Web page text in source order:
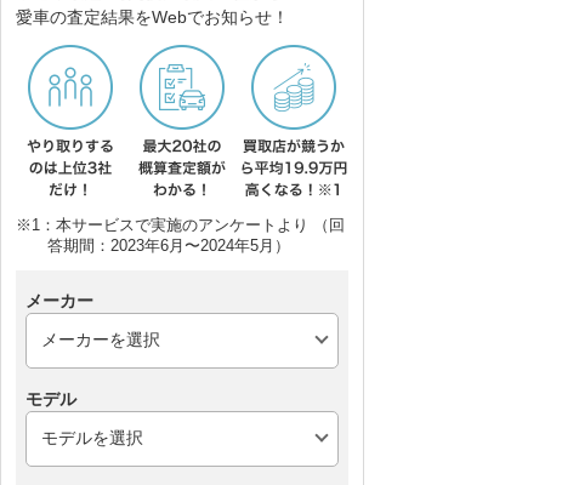
スズキ アルト スズキ スイフト
愛車の査定結果をWebでお知らせ！
※1：本サービスで実施のアンケートより （回
答期間：2023年6月〜2024年5月）
メーカー
モデル